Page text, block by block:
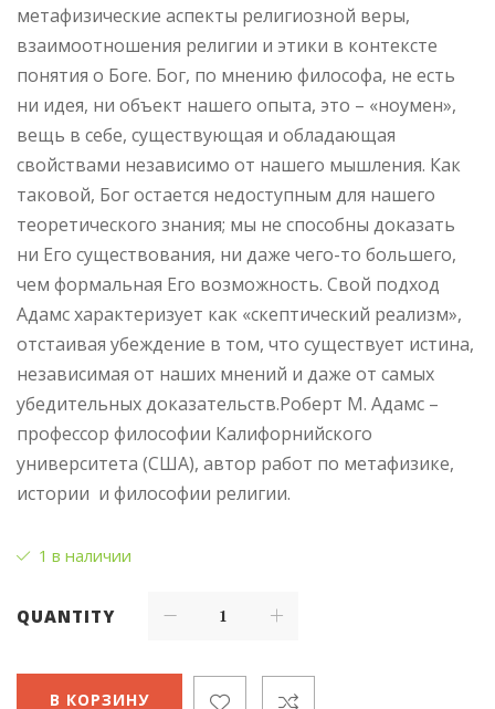
метафизические аспекты религиозной веры,
взаимоотношения религии и этики в контексте
понятия о Боге. Бог, по мнению философа, не есть
ни идея, ни объект нашего опыта, это – «ноумен»,
вещь в себе, существующая и обладающая
свойствами независимо от нашего мышления. Как
таковой, Бог остается недоступным для нашего
теоретического знания; мы не способны доказать
ни Его существования, ни даже чего-то большего,
чем формальная Его возможность. Свой подход
Адамс характеризует как «скептический реализм»,
отстаивая убеждение в том, что существует истина,
независимая от наших мнений и даже от самых
убедительных доказательств.Роберт М. Адамс –
профессор философии Калифорнийского
университета (США), автор работ по метафизике,
истории и философии религии.
1 в наличии
QUANTITY
В КОРЗИНУ